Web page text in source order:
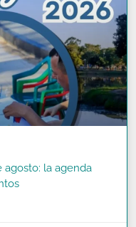
agosto: la agenda